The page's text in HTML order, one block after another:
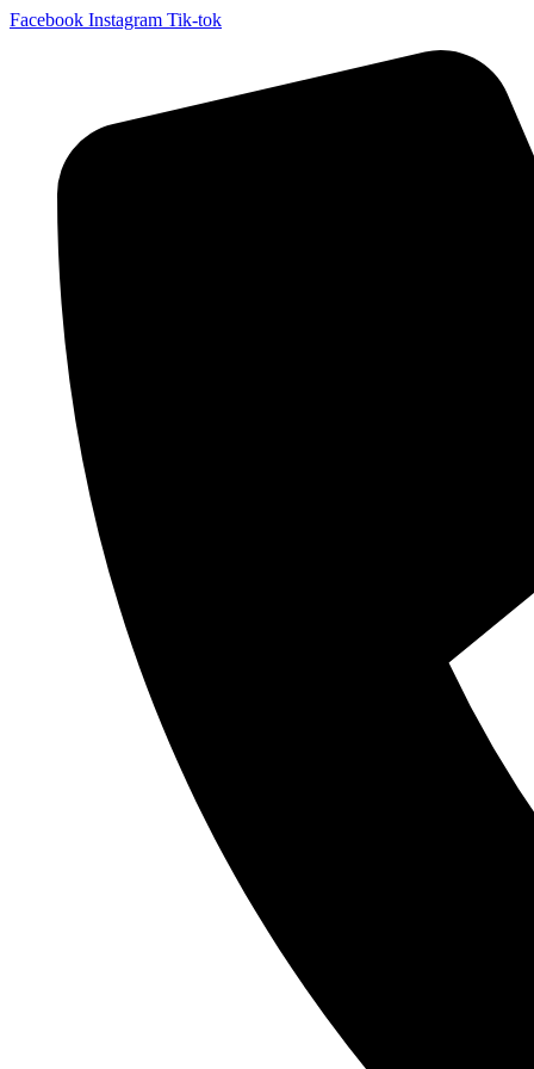
Facebook Instagram Tik-tok